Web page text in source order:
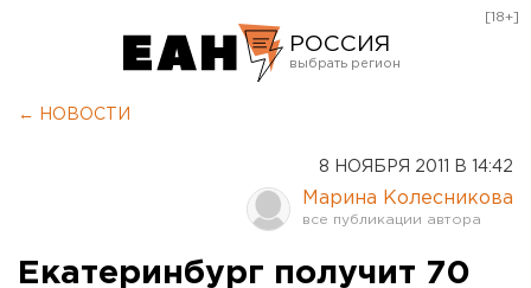
РОССИЯ
Оренбург
[18+]
← НОВОСТИ
8 НОЯБРЯ 2011 В 14:42
Марина Колесникова
Екатеринбург получит 70